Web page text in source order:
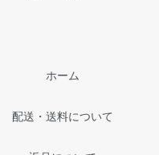
ホーム
配送・送料について